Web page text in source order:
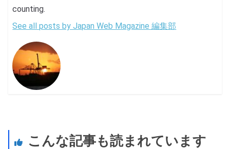
counting.
See all posts by Japan Web Magazine 編集部
こんな記事も読まれています